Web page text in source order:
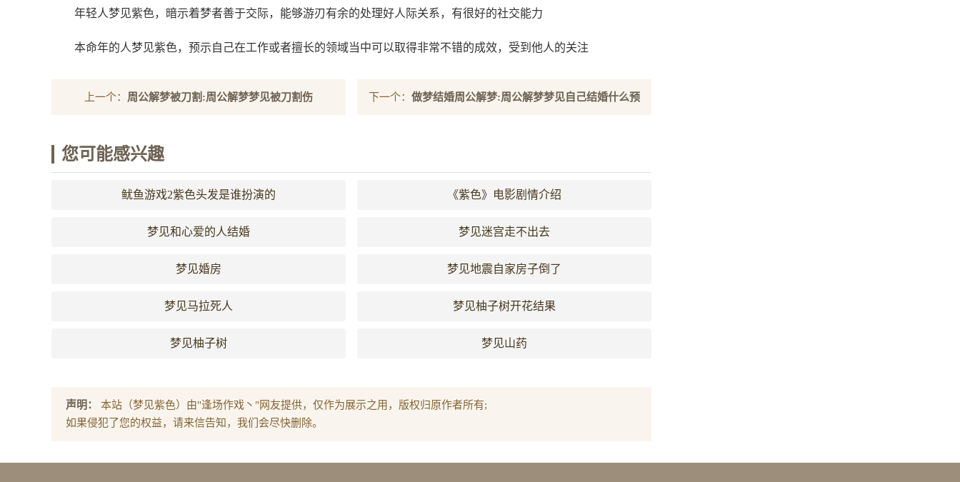
年轻人梦见紫色，暗示着梦者善于交际，能够游刃有余的处理好人际关系，有很好的社交能力
本命年的人梦见紫色，预示自己在工作或者擅长的领域当中可以取得非常不错的成效，受到他人的关注
上一个： 周公解梦被刀割:周公解梦梦见被刀割伤 下一个：做梦结婚周公解梦:周公解梦梦见自己结婚什么预
您可能感兴趣
鱿鱼游戏2紫色头发是谁扮演的 《紫色》电影剧情介绍
梦见和心爱的人结婚 梦见迷宫走不出去
梦见婚房 梦见地震自家房子倒了
梦见马拉死人 梦见柚子树开花结果
梦见柚子树 梦见山药
声明：
本站（梦见紫色）由"逢场作戏丶"网友提供，仅作为展示之用，版权归原作者所有;
如果侵犯了您的权益，请来信告知，我们会尽快删除。